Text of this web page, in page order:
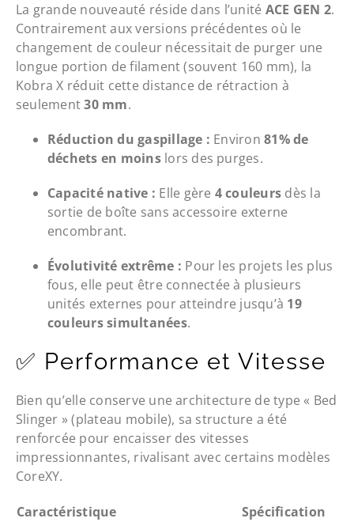
La grande nouveauté réside dans l’unité ACE GEN 2.
Contrairement aux versions précédentes où le
changement de couleur nécessitait de purger une
longue portion de filament (souvent 160 mm), la
Kobra X réduit cette distance de rétraction à
seulement30 mm.
Réduction du gaspillage : Environ81% de
déchets en moinslors des purges.
Capacité native : Elle gère 4 couleurs dès la
sortie de boîte sans accessoire externe
encombrant.
Évolutivité extrême : Pour les projets les plus
fous, elle peut être connectée à plusieurs
unités externes pour atteindre jusqu’à 19
couleurs simultanées.
✅ Performance et Vitesse
Bien qu’elle conserve une architecture de type « Bed
Slinger » (plateau mobile), sa structure a été
renforcée pour encaisser des vitesses
impressionnantes, rivalisant avec certains modèles
CoreXY.
Caractéristique Spécification